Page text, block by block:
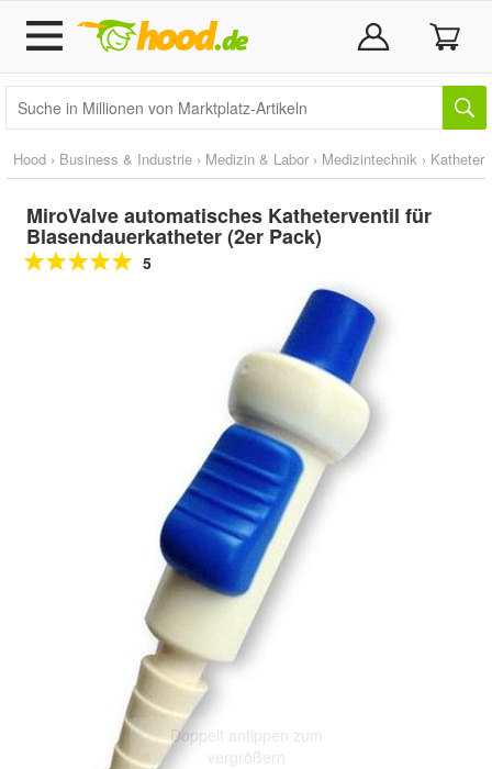
Hood › Business & Industrie › Medizin & Labor › Medizintechnik › Katheter
MiroValve automatisches Katheterventil für
Blasendauerkatheter (2er Pack)
5
Doppelt antippen zum
vergrößern